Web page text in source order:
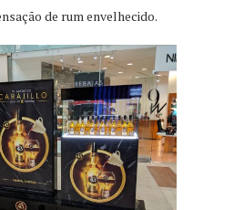
de rum envelhecido.